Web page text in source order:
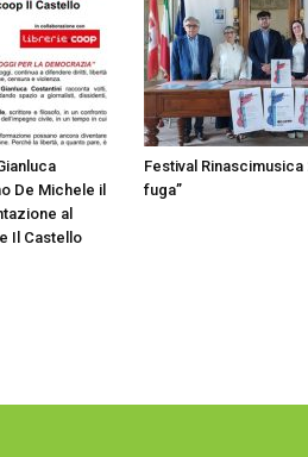
De Michele il
al
Il Castello
Festival Rinascimusica
fuga”